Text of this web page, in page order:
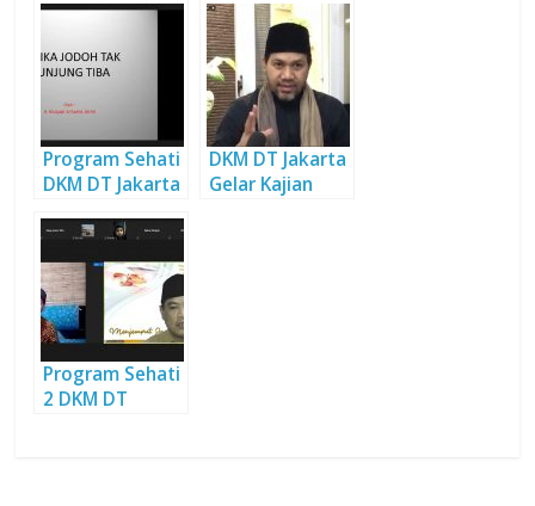
Program
Dauroh Sehati 4
Program Sehati
DKM DT Jakarta
Diadakan
DKM DT Jakarta
Gelar Kajian
Program Sehati
2 DKM DT